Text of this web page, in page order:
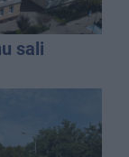
sali